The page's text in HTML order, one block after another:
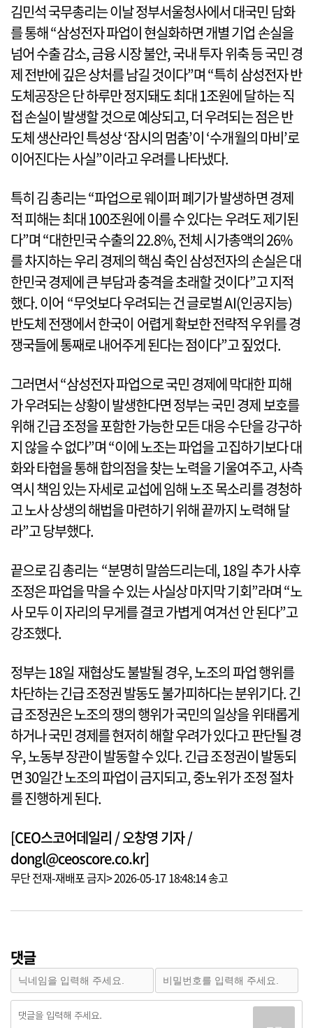
김민석 국무총리는 이날 정부서울청사에서 대국민 담화
를 통해 “삼성전자 파업이 현실화하면 개별 기업 손실을
넘어 수출 감소, 금융 시장 불안, 국내 투자 위축 등 국민 경
제 전반에 깊은 상처를 남길 것이다”며 “특히 삼성전자 반
도체공장은 단 하루만 정지돼도 최대 1조원에 달하는 직
접 손실이 발생할 것으로 예상되고, 더 우려되는 점은 반
도체 생산라인 특성상 ‘잠시의 멈춤’이 ‘수개월의 마비’로
이어진다는 사실”이라고 우려를 나타냈다.
특히 김 총리는 “파업으로 웨이퍼 폐기가 발생하면 경제
적 피해는 최대 100조원에 이를 수 있다는 우려도 제기된
다”며 “대한민국 수출의 22.8%, 전체 시가총액의 26%
를 차지하는 우리 경제의 핵심 축인 삼성전자의 손실은 대
한민국 경제에 큰 부담과 충격을 초래할 것이다”고 지적
했다. 이어 “무엇보다 우려되는 건 글로벌 AI(인공지능)
반도체 전쟁에서 한국이 어렵게 확보한 전략적 우위를 경
쟁국들에 통째로 내어주게 된다는 점이다”고 짚었다.
그러면서 “삼성전자 파업으로 국민 경제에 막대한 피해
가 우려되는 상황이 발생한다면 정부는 국민 경제 보호를
위해 긴급 조정을 포함한 가능한 모든 대응 수단을 강구하
지 않을 수 없다”며 “이에 노조는 파업을 고집하기보다 대
화와 타협을 통해 합의점을 찾는 노력을 기울여주고, 사측
역시 책임 있는 자세로 교섭에 임해 노조 목소리를 경청하
고 노사 상생의 해법을 마련하기 위해 끝까지 노력해 달
라”고 당부했다.
끝으로 김 총리는 “분명히 말씀드리는데, 18일 추가 사후
조정은 파업을 막을 수 있는 사실상 마지막 기회”라며 “노
사 모두 이 자리의 무게를 결코 가볍게 여겨선 안 된다”고
강조했다.
정부는 18일 재협상도 불발될 경우, 노조의 파업 행위를
차단하는 긴급 조정권 발동도 불가피하다는 분위기다. 긴
급 조정권은 노조의 쟁의 행위가 국민의 일상을 위태롭게
하거나 국민 경제를 현저히 해할 우려가 있다고 판단될 경
우, 노동부 장관이 발동할 수 있다. 긴급 조정권이 발동되
면 30일간 노조의 파업이 금지되고, 중노위가 조정 절차
를 진행하게 된다.
[CEO스코어데일리 / 오창영 기자 /
dongl@ceoscore.co.kr]
무단 전재-재배포 금지> 2026-05-17 18:48:14 송고
댓글